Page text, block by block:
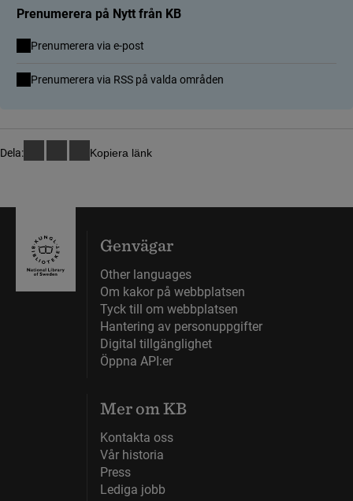
Prenumerera på Nytt från KB
Prenumerera via e-post
Prenumerera via RSS på valda områden
Dela: Kopiera länk
Genvägar
Other languages
Om kakor på webbplatsen
Tyck till om webbplatsen
Hantering av personuppgifter
Digital tillgänglighet
Öppna API:er
Mer om KB
Kontakta oss
Vår historia
Press
Lediga jobb